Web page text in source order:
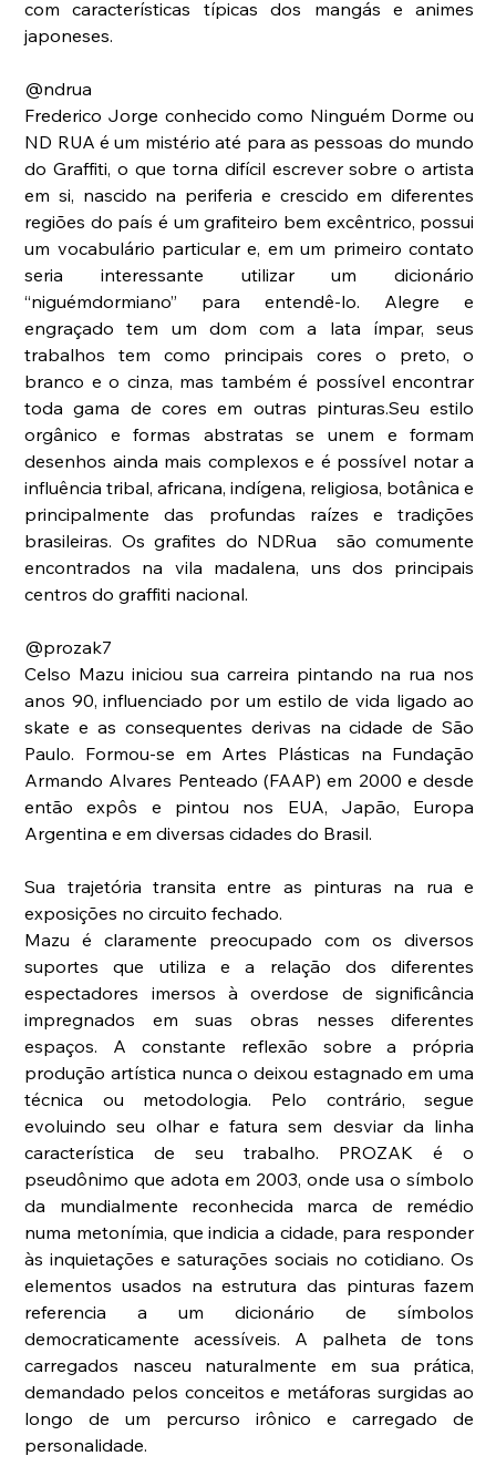
com características típicas dos mangás e animes
japoneses.
@ndrua
Frederico Jorge conhecido como Ninguém Dorme ou
ND RUA é um mistério até para as pessoas do mundo
do Graffiti, o que torna difícil escrever sobre o artista
em si, nascido na periferia e crescido em diferentes
regiões do país é um grafiteiro bem excêntrico, possui
um vocabulário particular e, em um primeiro contato
seria interessante utilizar um dicionário
“niguémdormiano” para entendê-lo. Alegre e
engraçado tem um dom com a lata ímpar, seus
trabalhos tem como principais cores o preto, o
branco e o cinza, mas também é possível encontrar
toda gama de cores em outras pinturas.Seu estilo
orgânico e formas abstratas se unem e formam
desenhos ainda mais complexos e é possível notar a
influência tribal, africana, indígena, religiosa, botânica e
principalmente das profundas raízes e tradições
brasileiras. Os grafites do NDRua  são comumente
encontrados na vila madalena, uns dos principais
centros do graffiti nacional.
@prozak7
Celso Mazu iniciou sua carreira pintando na rua nos
anos 90, influenciado por um estilo de vida ligado ao
skate e as consequentes derivas na cidade de São
Paulo. Formou-se em Artes Plásticas na Fundação
Armando Alvares Penteado (FAAP) em 2000 e desde
então expôs e pintou nos EUA, Japão, Europa
Argentina e em diversas cidades do Brasil.
Sua trajetória transita entre as pinturas na rua e
exposições no circuito fechado.
Mazu é claramente preocupado com os diversos
suportes que utiliza e a relação dos diferentes
espectadores imersos à overdose de significância
impregnados em suas obras nesses diferentes
espaços. A constante reflexão sobre a própria
produção artística nunca o deixou estagnado em uma
técnica ou metodologia. Pelo contrário, segue
evoluindo seu olhar e fatura sem desviar da linha
característica de seu trabalho. PROZAK é o
pseudônimo que adota em 2003, onde usa o símbolo
da mundialmente reconhecida marca de remédio
numa metonímia, que indicia a cidade, para responder
às inquietações e saturações sociais no cotidiano. Os
elementos usados na estrutura das pinturas fazem
referencia a um dicionário de símbolos
democraticamente acessíveis. A palheta de tons
carregados nasceu naturalmente em sua prática,
demandado pelos conceitos e metáforas surgidas ao
longo de um percurso irônico e carregado de
personalidade.